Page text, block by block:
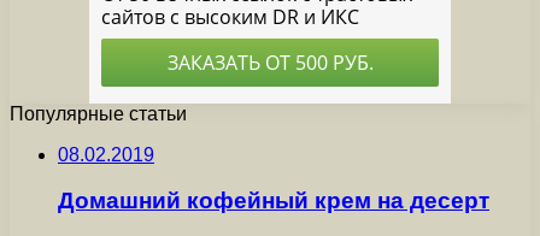
Популярные статьи
08.02.2019
Домашний кофейный крем на десерт